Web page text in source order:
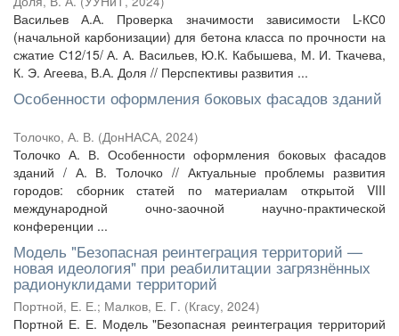
Васильев А.А. Проверка значимости зависимости L-КС0
(начальной карбонизации) для бетона класса по прочности на
сжатие С12/15/ А. А. Васильев, Ю.К. Кабышева, М. И. Ткачева,
К. Э. Агеева, В.А. Доля // Перспективы развития ...
Особенности оформления боковых фасадов зданий
Толочко, А. В. (ДонНАСА, 2024)
Толочко А. В. Особенности оформления боковых фасадов
зданий / А. В. Толочко // Актуальные проблемы развития
городов: сборник статей по материалам открытой VIII
международной очно-заочной научно-практической
конференции ...
Модель "Безопасная реинтеграция территорий —
новая идеология" при реабилитации загрязнённых
радионуклидами территорий
Портной, Е. Е.; Малков, Е. Г. (Кгасу, 2024)
Портной Е. Е. Модель "Безопасная реинтеграция территорий